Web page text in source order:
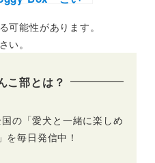
毎月届くプレゼ
ボックス大特
おすすめのポイ
可能性があります。
い。
こ部とは？
の「愛犬と一緒に楽しめ
を毎日発信中！